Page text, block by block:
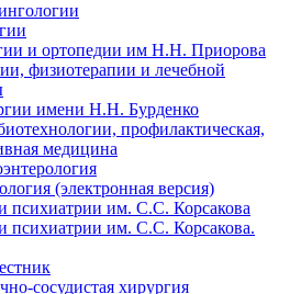
и ортопедии им Н.Н. Приорова
физиотерапии и лечебной
имени Н.Н. Бурденко
профилактическая,
медицина
(электронная версия)
психиатрии им. С.С. Корсакова
психиатрии им. С.С. Корсакова.
сосудистая хирургия